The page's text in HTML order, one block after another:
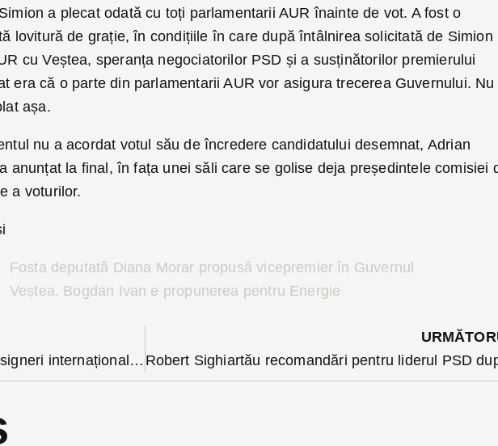
a plecat odată cu toți parlamentarii AUR înainte de vot. A fost o
lovitură de grație, în condițiile în care după întâlnirea solicitată de Simion
cu Veștea, speranța negociatorilor PSD și a susținătorilor premierului
era că o parte din parlamentarii AUR vor asigura trecerea Guvernului. Nu
așa.
nu a acordat votul său de încredere candidatului desemnat, Adrian
anunțat la final, în fața unei săli care se golise deja președintele comisiei
a voturilor.
Fosta deputată Diana Morar propusă vicepremier în Guvernul
Veștea. Bogdan Ivan e propunerea pentru Energie
Cătălin Botezatu și peste 25 de designeri internaționali, la Bistrița. International Fashion Island ajunge pentru prima dată în România